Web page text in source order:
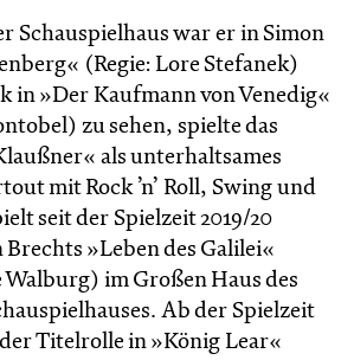
Schauspielhaus war er in Simon
(Regie: Lore Stefanek)
in »Der Kaufmann von Venedig«
zu sehen, spielte das
als unterhaltsames
mit Rock ’n’ Roll, Swing und
seit der Spielzeit 2019/20
Brechts »Leben des Galilei«
Walburg) im Großen Haus des
Ab der Spielzeit
Titelrolle in »König Lear«